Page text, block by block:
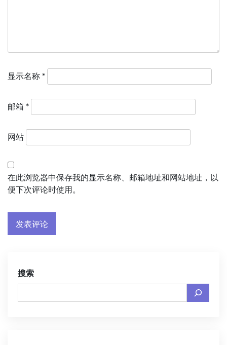
显示名称 *
邮箱 *
网站
在此浏览器中保存我的显示名称、邮箱地址和网站地址，以
便下次评论时使用。
搜索